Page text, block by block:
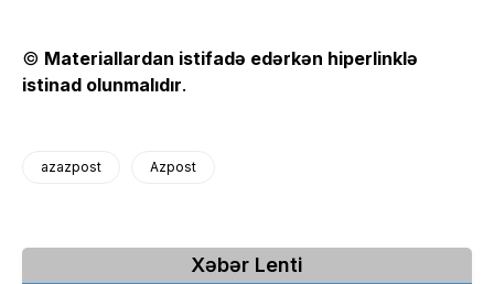
© Materiallardan istifadə edərkən hiperlinklə
istinad olunmalıdır.
azazpost Azpost
Xəbər Lenti